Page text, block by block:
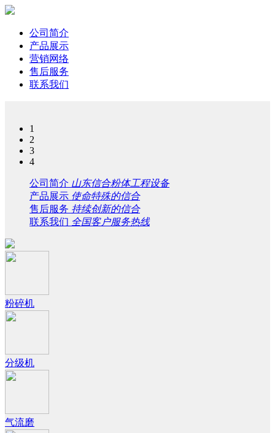
公司简介
产品展示
营销网络
售后服务
联系我们
1
2
3
4
公司简介 山东信合粉体工程设备
产品展示 使命特殊的信合
售后服务 持续创新的信合
联系我们 全国客户服务热线
粉碎机
分级机
气流磨